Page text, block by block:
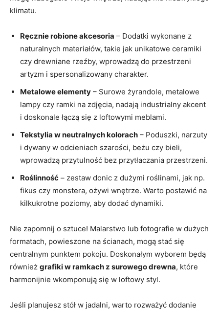
klimatu.
Ręcznie robione akcesoria – Dodatki wykonane z
naturalnych materiałów, takie jak unikatowe ceramiki
czy drewniane rzeźby, wprowadzą do przestrzeni
artyzm i spersonalizowany charakter.
Metalowe elementy – Surowe żyrandole, metalowe
lampy czy ramki na zdjęcia, nadają industrialny akcent
i doskonale łączą się z loftowymi meblami.
Tekstylia w neutralnych kolorach – Poduszki, narzuty
i dywany w odcieniach szarości, beżu czy bieli,
wprowadzą przytulność bez przytłaczania przestrzeni.
Roślinność – zestaw donic z dużymi roślinami, jak np.
fikus czy monstera, ożywi wnętrze. Warto postawić na
kilkukrotne poziomy, aby dodać dynamiki.
Nie zapomnij o sztuce! Malarstwo lub fotografie w dużych
formatach, powieszone na ścianach, mogą stać się
centralnym punktem pokoju. Doskonałym wyborem będą
również grafiki w ramkach z surowego drewna, które
harmonijnie wkomponują się w loftowy styl.
Jeśli planujesz stół w jadalni, warto rozważyć dodanie